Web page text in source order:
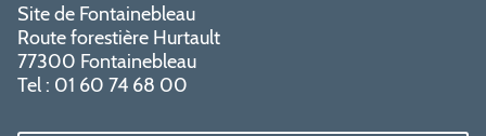
Site de Fontainebleau
Route forestière Hurtault
77300 Fontainebleau
Tel : 01 60 74 68 00